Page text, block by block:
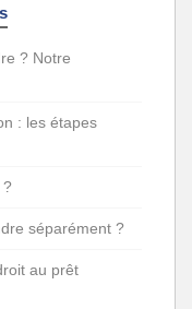
? Notre
: les étapes
?
séparément ?
au prêt